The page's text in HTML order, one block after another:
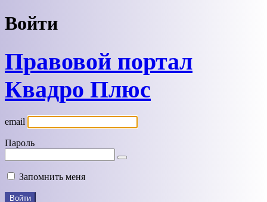
Войти
Правовой портал
Квадро Плюс
email
Пароль
Запомнить меня